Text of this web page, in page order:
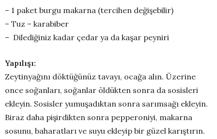
– 1 paket burgu makarna (tercihen değişebilir)
– Tuz – karabiber
– Dilediğiniz kadar çedar ya da kaşar peyniri
Yapılışı:
Zeytinyağını döktüğünüz tavayı, ocağa alın. Üzerine
once soğanları, soğanlar öldükten sonra da sosisleri
ekleyin. Sosisler yumuşadıktan sonra sarımsağı ekleyin.
Biraz daha pişirdikten sonra pepperoniyi, makarna
sosunu, baharatları ve suyu ekleyip bir güzel karıştırın.